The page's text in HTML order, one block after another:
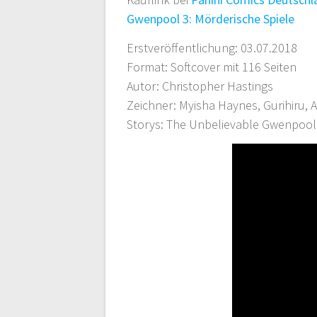
Gwenpool 3: Mörderische Spiele
Erstveröffentlichung: 03.07.2018
Format: Softcover mit 116 Seiten
Autor: Christopher Hastings
Zeichner: Myisha Haynes, Gurihiru,
Storys: The Unbelievable